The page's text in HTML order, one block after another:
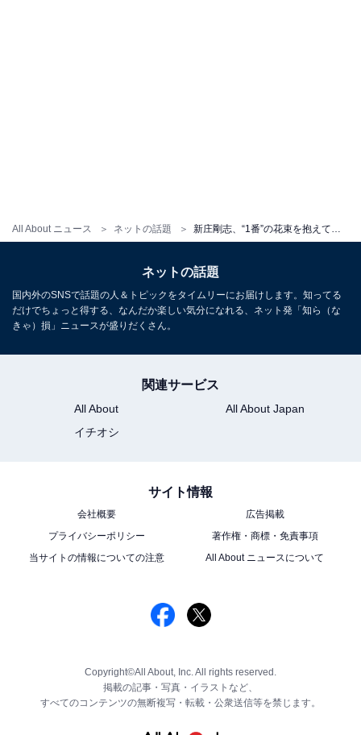
All About ニュース ネットの話題
ネットの話題
国内外のSNSで話題の人＆トピックをタイムリーにお届けします。知ってる
だけでちょっと得する、なんだか楽しい気分になれる、ネット発「知ら（な
きゃ）損」ニュースが盛りだくさん。
関連サービス
All About
All About Japan
イチオシ
サイト情報
会社概要
広告掲載
プライバシーポリシー
著作権・商標・免責事項
当サイトの情報についての注意
All About ニュースについて
Copyright©All About, Inc. All rights reserved.
掲載の記事・写真・イラストなど、
すべてのコンテンツの無断複写・転載・公衆送信等を禁じます。